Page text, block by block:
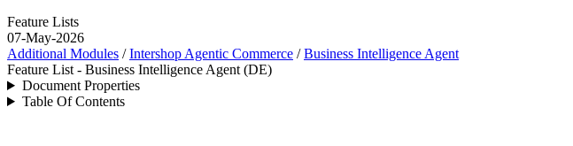
Feature Lists
07-May-2026
Additional Modules /Intershop Agentic Commerce /Business Intelligence Agent
Feature List - Business Intelligence Agent (DE)
Document Properties
Table Of Contents